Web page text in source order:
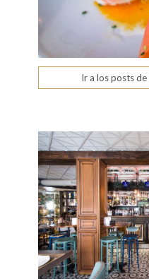
Ir a los posts de